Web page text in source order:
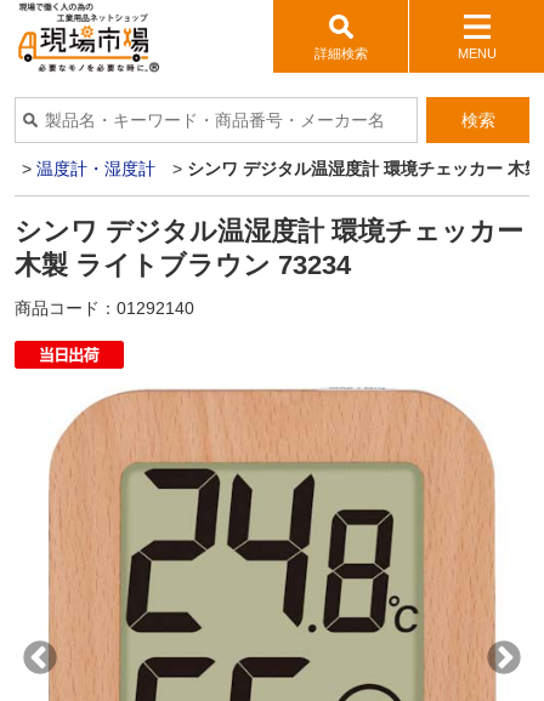
詳細検索 MENU
検索
> 温度計・湿度計 > シンワ デジタル温湿度計 環境チェッカー 木
シンワ デジタル温湿度計 環境チェッカー
木製 ライトブラウン 73234
商品コード： 01292140